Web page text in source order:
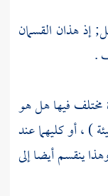
إذ هذان القسمان
.
مختلف فيها هل هو
) ، أو كليهما عند
ينقسم أيضا إلى